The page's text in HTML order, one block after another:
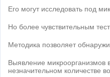
Его могут исследовать под
Но более чувствительным
Методика позволяет
Выявление микроорганизмов
незначительном количестве